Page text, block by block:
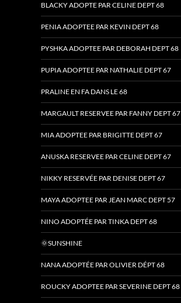
BLACKY ADOPTE PAR CELINE DEPT 68
PENIA ADOPTEE PAR KEVIN DEPT 68
PYSHKA ADOPTEE PAR DEBORAH DEPT 68
PUPIA ADOPTEE PAR NATHALIE DEPT 67
PRALINE EN FA DANS LE 68
MARGAULT RESERVEE PAR FANNY DEPT 67
MIA ADOPTEE PAR BRIGITTE DEPT 67
ANUSKA RESERVEE PAR CELINE DEPT 67
NIKKY RESERVÉE PAR DENISE DEPT 67
MAYA ADOPTEE PAR JEAN MARC DEPT 57
NINO ADOPTÉE PAR TINKA DEPT 68
🌞SUNSHINE
NANA ADOPTÉE PAR OLIVIER DÉPT 68
ROUCKY ADOPTEE PAR SEVERINE DEPT 68